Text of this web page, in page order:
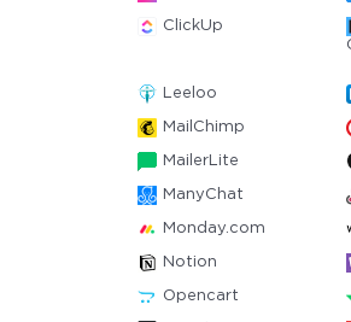
ClickUp
Leeloo
MailChimp
MailerLite
ManyChat
Monday.com
Notion
Opencart